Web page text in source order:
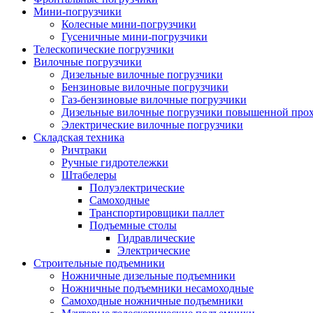
Мини-погрузчики
Колесные мини-погрузчики
Гусеничные мини-погрузчики
Телескопические погрузчики
Вилочные погрузчики
Дизельные вилочные погрузчики
Бензиновые вилочные погрузчики
Газ-бензиновые вилочные погрузчики
Дизельные вилочные погрузчики повышенной
Электрические вилочные погрузчики
Складская техника
Ричтраки
Ручные гидротележки
Штабелеры
Полуэлектрические
Самоходные
Транспортировщики паллет
Подъемные столы
Гидравлические
Электрические
Строительные подъемники
Ножничные дизельные подъемники
Ножничные подъемники несамоходные
Самоходные ножничные подъемники